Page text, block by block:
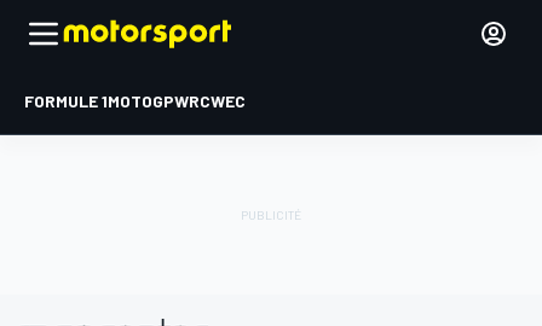
FORMULE 1MOTOGPWRCWEC